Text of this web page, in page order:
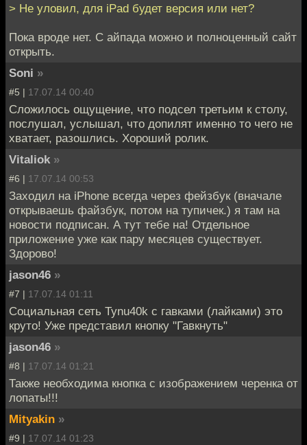
> Не уловил, для iPad будет версия или нет?
Пока вроде нет. С айпада можно и полноценный сайт
открыть.
Soni »
#5 | 17.07.14 00:40
Сложилось ощущение, что подсел третьим к столу,
послушал, услышал, что допилят именно то чего не
хватает, разошлись. Хороший ролик.
Vitaliok »
#6 | 17.07.14 00:53
Заходил на iPhone всегда через фейзбук (вначале
открываешь файзбук, потом на тупичек.) я там на
новости подписан. А тут тебе на! Отдельное
приложение уже как пару месяцев существует.
Здорово!
jason46 »
#7 | 17.07.14 01:11
Социальная сеть Tynu40k с гавками (лайками) это
круто! Уже представил кнопку "Гавкнуть"
jason46 »
#8 | 17.07.14 01:21
Также необходима кнопка с изображением черенка от
лопаты!!!
Mityakin »
#9 | 17.07.14 01:23